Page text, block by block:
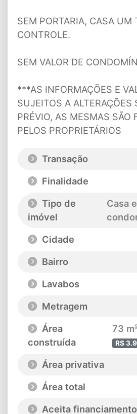
SEM PORTARIA, CASA UM
CONTROLE.
SEM VALOR DE
***AS INFORMAÇÕES E
SUJEITOS A ALTERAÇÕES
PRÉVIO, AS MESMAS SÃO
PELOS PROPRIETÁRIOS
Transação
Finalidade
Tipo de
imóvel
Casa
Cidade
Bairro
Lavabos
Metragem
Área
construída
73
R$
Área privativa
Área total
Aceita financiamento